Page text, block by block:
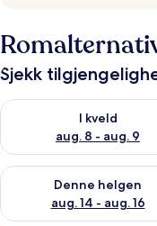
Sjekk
I kveld
aug. 8 - aug. 9
Sjekk tilgjengelighet for
Denne helgen
aug. 14 - aug. 16
Sjekk tilgjengelighet for